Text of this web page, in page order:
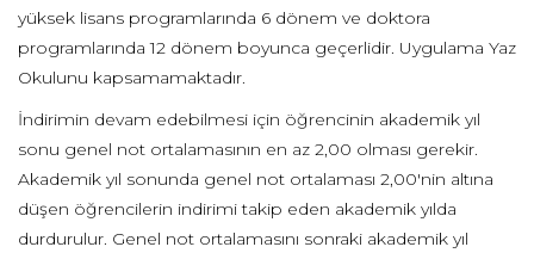
yüksek lisans programlarında 6 dönem ve doktora
programlarında 12 dönem boyunca geçerlidir. Uygulama Yaz
Okulunu kapsamamaktadır.
İndirimin devam edebilmesi için öğrencinin akademik yıl
sonu genel not ortalamasının en az 2,00 olması gerekir.
Akademik yıl sonunda genel not ortalaması 2,00'nin altına
düşen öğrencilerin indirimi takip eden akademik yılda
durdurulur. Genel not ortalamasını sonraki akademik yıl